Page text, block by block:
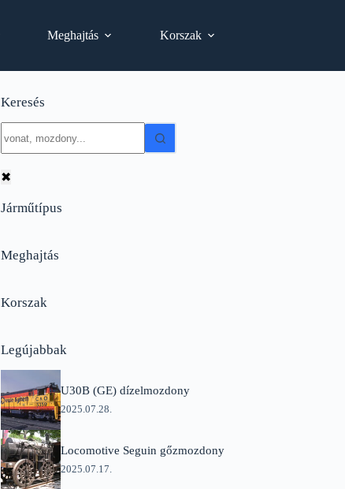
Meghajtás Korszak
Keresés
results
✖
Járműtípus
Meghajtás
Korszak
Legújabbak
U30B (GE) dízelmozdony
2025.07.28.
Locomotive Seguin gőzmozdony
2025.07.17.